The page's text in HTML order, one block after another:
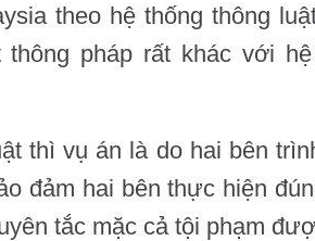
theo hệ thống thông
thông pháp rất khác với
thì vụ án là do hai bên
đảm hai bên thực hiện
tắc mặc cả tội phạm